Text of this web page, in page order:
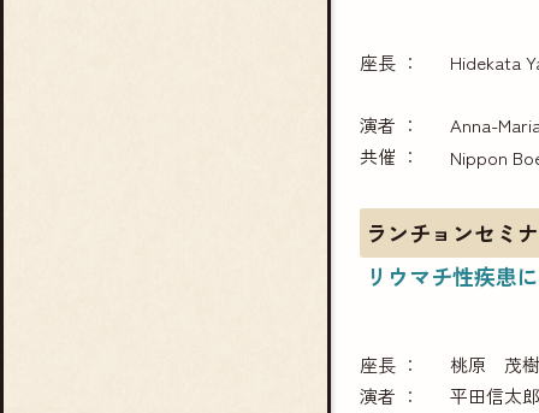
座長 Hidekata
演者
Anna-
共催
Nippon
ランチョンセミ
リウマチ性疾患
座長
桃原 茂樹
演者
平田信太郎